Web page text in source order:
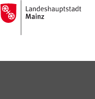
İçeriğe atla
Ana
sayfaya